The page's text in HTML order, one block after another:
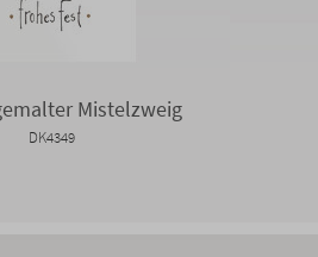
Mistelzweig
DK4349